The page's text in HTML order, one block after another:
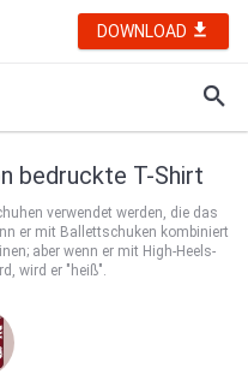
DOWNLOAD
bedruckte T-Shirt
verwendet werden, die das
er mit Ballettschuken kombiniert
aber wenn er mit High-Heels-
wird er "heiß".